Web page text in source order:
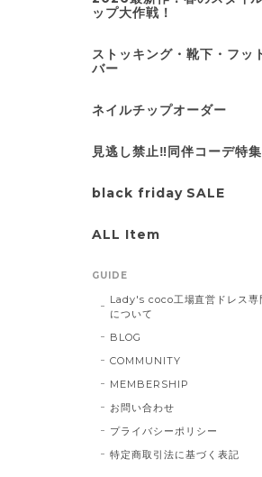
ップ大作戦！
ストッキング・靴下・フッ
バー
ネイルチップオーダー
見逃し禁止‼同伴コーデ特集
black friday SALE
ALL Item
GUIDE
Lady's coco工場直営ドレス専
について
BLOG
COMMUNITY
MEMBERSHIP
お問い合わせ
プライバシーポリシー
特定商取引法に基づく表記